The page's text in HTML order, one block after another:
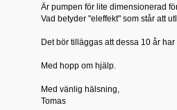
Är pumpen för lite dimensionerad
Vad betyder "eleffekt" som står att
Det bör tilläggas att dessa 10 år
Med hopp om hjälp.
Med vänlig hälsning,
Tomas